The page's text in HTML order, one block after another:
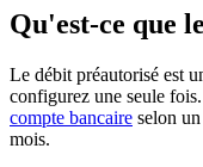
Qu'est-ce que
Le débit préautorisé est
configurez une seule
compte bancaire selon
mois.